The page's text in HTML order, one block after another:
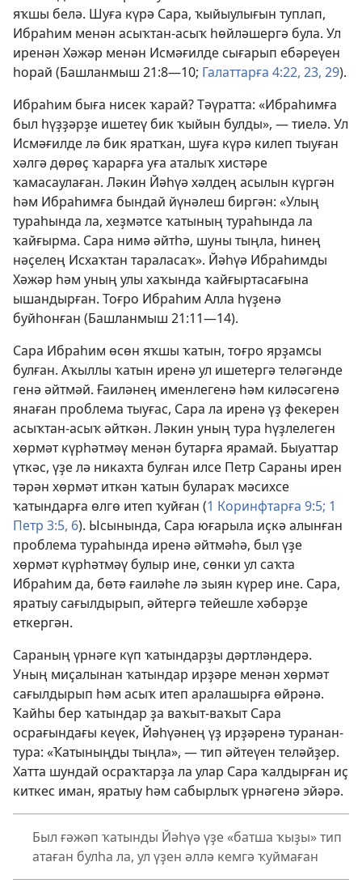
яҡшы белә. Шуға күрә Сара, ҡыйыулығын туплап,
Ибраһим менән асыҡтан-асыҡ һөйләшергә була. Ул
иренән Хәжәр менән Исмәғилде сығарып ебәреүен
һорай (Башланмыш 21:8—10; Галаттарға 4:22, 23, 29).
Ибраһим быға нисек ҡарай? Тәүратта: «Ибраһимға
был һүҙҙәрҙе ишетеү бик ҡыйын булды», — тиелә. Ул
Исмәғилде лә бик яратҡан, шуға күрә килеп тыуған
хәлгә дөрөҫ ҡарарға уға аталыҡ хистәре
ҡамасаулаған. Ләкин Йәһүә хәлдең асылын күргән
һәм Ибраһимға бындай йүнәлеш биргән: «Улың
тураһында ла, хеҙмәтсе ҡатының тураһында ла
ҡайғырма. Сара нимә әйтһә, шуны тыңла, һинең
нәҫелең Исхаҡтан тараласаҡ». Йәһүә Ибраһимды
Хәжәр һәм уның улы хаҡында ҡайғыртасағына
ышандырған. Тоғро Ибраһим Алла һүҙенә
буйһонған (Башланмыш 21:11—14).
Сара Ибраһим өсөн яҡшы ҡатын, тоғро ярҙамсы
булған. Аҡыллы ҡатын иренә ул ишетергә теләгәнде
генә әйтмәй. Ғаиләнең именлегенә һәм киләсәгенә
янаған проблема тыуғас, Сара ла иренә үҙ фекерен
асыҡтан-асыҡ әйткән. Ләкин уның тура һүҙлелеген
хөрмәт күрһәтмәү менән бутарға ярамай. Быуаттар
үткәс, үҙе лә никахта булған илсе Петр Сараны ирен
тәрән хөрмәт иткән ҡатын булараҡ мәсихсе
ҡатындарға өлгө итеп ҡуйған (1 Коринфтарға 9:5; 1
Петр 3:5, 6). Ысынында, Сара юғарыла иҫкә алынған
проблема тураһында иренә әйтмәһә, был үҙе
хөрмәт күрһәтмәү булыр ине, сөнки ул саҡта
Ибраһим да, бөтә ғаиләһе лә зыян күрер ине. Сара,
яратыу сағылдырып, әйтергә тейешле хәбәрҙе
еткергән.
Сараның үрнәге күп ҡатындарҙы дәртләндерә.
Уның миҫалынан ҡатындар ирҙәре менән хөрмәт
сағылдырып һәм асыҡ итеп аралашырға өйрәнә.
Ҡайһы бер ҡатындар ҙа ваҡыт-ваҡыт Сара
осрағындағы кеүек, Йәһүәнең үҙ ирҙәренә туранан-
тура: «Ҡатыныңды тыңла», — тип әйтеүен теләйҙер.
Хатта шундай осраҡтарҙа ла улар Сара ҡалдырған иҫ
киткес иман, яратыу һәм сабырлыҡ үрнәгенә эйәрә.
Был ғәжәп ҡатынды Йәһүә үҙе «батша ҡыҙы» тип
атаған булһа ла, ул үҙен әллә кемгә ҡуймаған